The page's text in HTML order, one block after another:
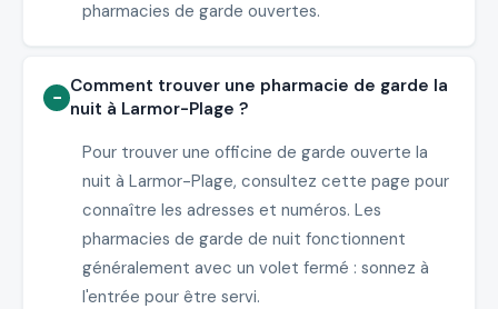
pharmacies de garde ouvertes.
Comment trouver une pharmacie de garde la
nuit à Larmor-Plage ?
Pour trouver une officine de garde ouverte la
nuit à Larmor-Plage, consultez cette page pour
connaître les adresses et numéros. Les
pharmacies de garde de nuit fonctionnent
généralement avec un volet fermé : sonnez à
l'entrée pour être servi.